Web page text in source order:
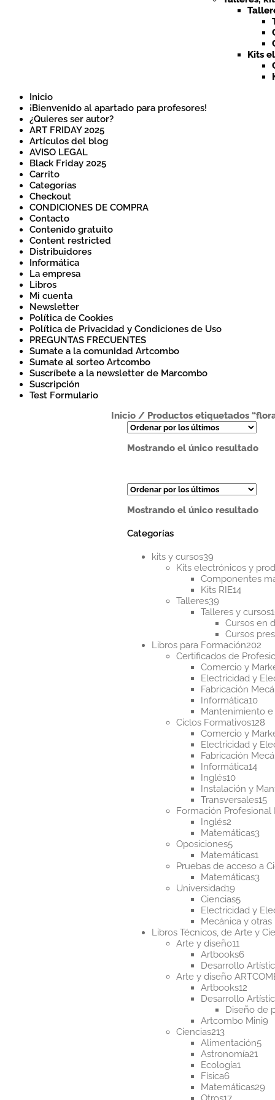
Kits
Inicio
¡Bienvenido al apartado para profesores!
¿Quieres ser autor?
ART FRIDAY 2025
Artículos del blog
AVISO LEGAL
Black Friday 2025
Carrito
Categorías
Checkout
CONDICIONES DE COMPRA
Contacto
Contenido gratuito
Content restricted
Distribuidores
Informática
La empresa
Libros
Mi cuenta
Newsletter
Política de Cookies
Política de Privacidad y Condiciones de Uso
PREGUNTAS FRECUENTES
Sumate a la comunidad Artcombo
Sumate al sorteo Artcombo
Suscríbete a la newsletter de Marcombo
Suscripción
Test Formulario
Inicio/ Productos etiquetados
Mostrando el único resultado
Mostrando el único resultado
Categorías
kits y cursos39
productos
Kits electrónicos y
Componentes
Kits RIE1414
Talleres39
productos
Talleres y cursos
Cursos en
Cursos
Libros para Formación202
Certificados de
Comercio y
Electricidad y
Fabricación
Informática1010
Mantenimiento
Ciclos Formativos128
Comercio y
Electricidad y
Fabricación
Informática1414
Inglés1010
Instalación y
Transversales1515
Formación Profesional
Inglés2
productos
Matemáticas33
Oposiciones55
productos
Matemáticas1
Pruebas de acceso a
Matemáticas33
Universidad19
productos
Ciencias55
Electricidad y
Mecánica y otras
Libros Técnicos, de Arte y
Arte y diseño11
Artbooks66
Desarrollo
Arte y diseño
Artbooks12
Desarrollo
Diseño de
Artcombo Mini9
Ciencias213213
productos
Alimentación55
Astronomía21
Ecología1
Física66
productos
Matemáticas29
17